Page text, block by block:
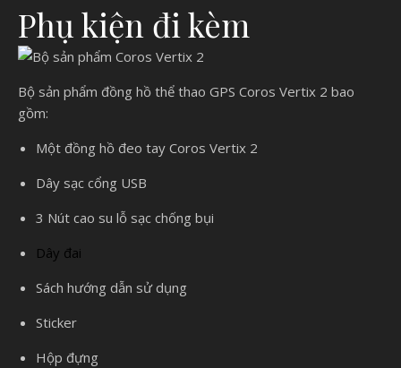
Phụ kiện đi kèm
Bộ sản phẩm đồng hồ thể thao GPS Coros Vertix 2 bao
gồm:
Một đồng hồ đeo tay Coros Vertix 2
Dây sạc cổng USB
3 Nút cao su lỗ sạc chống bụi
Dây đai
Sách hướng dẫn sử dụng
Sticker
Hộp đựng